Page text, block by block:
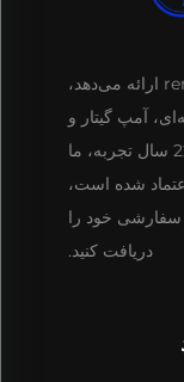
تکنولوژی Aa1 محصولات صوتی پremium ارائه می‌دهد،
آمپ گیتار و
بلوزتوث‌های با کیفیت بالا. با بیش از 22 سال تجربه، ما
شده است،
سفارشی خود را
دریافت کنید.